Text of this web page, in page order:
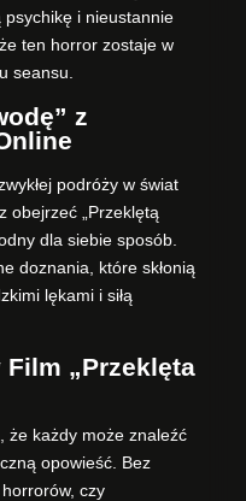
i nieustannie
ten horror zostaje w
seansu.
z
podróży w świat
obejrzeć „Przeklętą
dla siebie sposób.
doznania, które skłonią
lękami i siłą
Film „Przeklęta
że każdy może znaleźć
opowieść. Bez
czy